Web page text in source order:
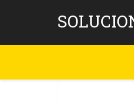
content